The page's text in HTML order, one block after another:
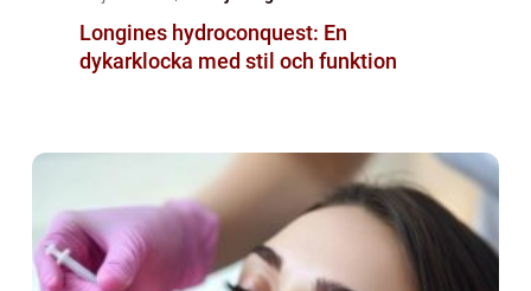
Longines hydroconquest: En
dykarklocka med stil och funktion